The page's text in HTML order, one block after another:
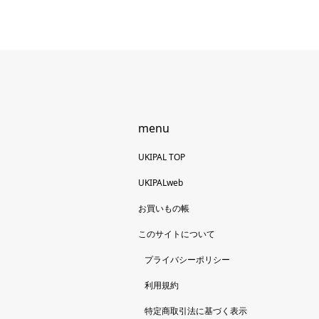
menu
UKIPAL TOP
UKIPALweb
お買いもの帳
このサイトについて
プライバシーポリシー
利用規約
特定商取引法に基づく表示